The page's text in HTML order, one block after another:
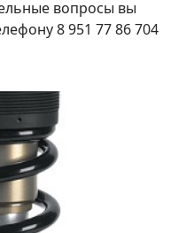
вопросы вы
8 951 77 86 704